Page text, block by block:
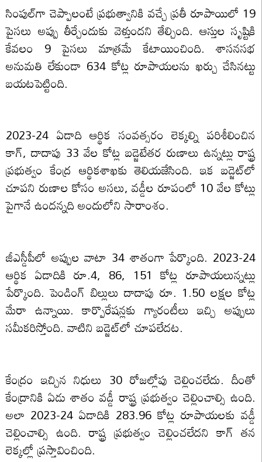
సింపుల్‌గా చెప్పాలంటే ప్రభుత్వానికి వచ్చే ప్రతీ రూపాయిలో 19
పైసలు అప్పు తీర్చేందుకు వెళ్తుందని తేల్చింది. ఆస్తుల సృష్టికి
కేవలం 9 పైసలు మాత్రమే కేటాయించింది. శాసనసభ
అనుమతి లేకుండా 634 కోట్ల రూపాయలను ఖర్చు చేసినట్టు
బయటపెట్టింది.
2023-24 ఏడాది ఆర్థిక సంవత్సరం లెక్కల్ని పరిశీలించిన
కాగ్, దాదాపు 33 వేల కోట్ల బడ్జెటేతర రుణాలు ఉన్నట్లు రాష్ట్ర
ప్రభుత్వం కేంద్ర ఆర్థికశాఖకు తెలియజేసింది. ఇక బడ్జెట్‌లో
చూపని రుణాల కోసం అసలు, వడ్డీల రూపంలో 10 వేల కోట్లు
పైగానే ఉందన్నది అందులోని సారాంశం.
జీఎస్డీపీలో అప్పుల వాటా 34 శాతంగా పేర్కొంది. 2023-24
ఆర్థిక ఏడాదికి రూ.4, 86, 151 కోట్ల రూపాయలున్నట్లు
పేర్కొంది. పెండింగ్‌ బిల్లులు దాదాపు రూ. 1.50 లక్షల కోట్ల
మేరా ఉన్నాయి. కార్పొరేషన్లకు గ్యారంటీలు ఇచ్చి అప్పులు
సమీకరిస్తోంది. వాటిని బడ్జెట్‌లో చూపలేదట.
కేంద్రం ఇచ్చిన నిధులు 30 రోజల్లోపు చెల్లించలేదు. దీంతో
కేంద్రానికి ఏడు శాతం వడ్డీ రాష్ట్ర ప్రభుత్వం చెల్లించాల్సి ఉంది.
అలా 2023-24 ఏడాదికి 283.96 కోట్ల రూపాయలకు వడ్డీ
చెల్లించాల్సి ఉంది. రాష్ట్ర ప్రభుత్వం చెల్లించలేదని కాగ్ తన
లెక్కల్లో ప్రస్తావించింది.